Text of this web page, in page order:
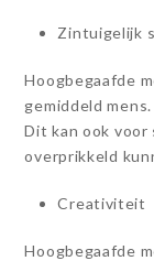
Zintuigelijk
Hoogbegaafde
gemiddeld
Dit kan ook
overprikkeld
Creativiteit
Hoogbegaafde